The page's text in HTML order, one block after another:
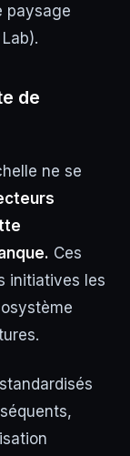
paysage
de
ne se
Ces
initiatives les